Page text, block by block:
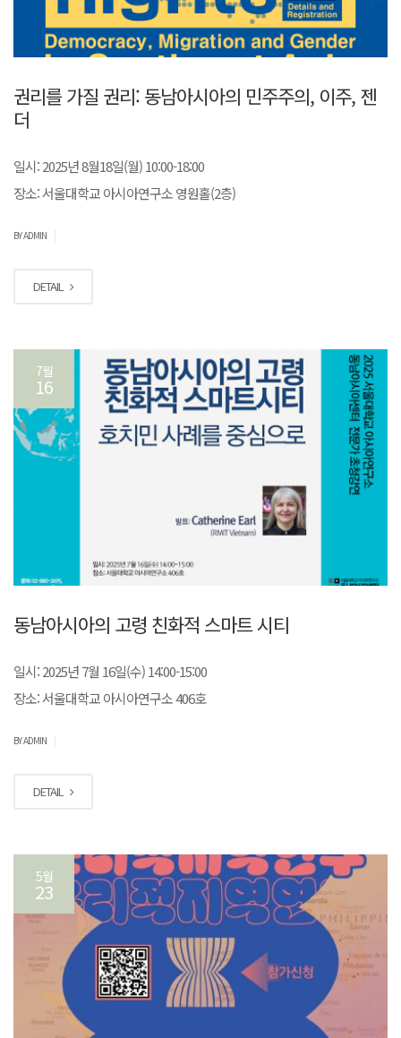
권리를 가질 권리: 동남아시아의 민주주의, 이주, 젠
더
일시: 2025년 8월18일(월) 10:00-18:00
장소: 서울대학교 아시아연구소 영원홀(2층)
BY ADMIN
DETAIL
7월
16
동남아시아의 고령 친화적 스마트 시티
일시: 2025년 7월 16일(수) 14:00-15:00
장소: 서울대학교 아시아연구소 406호
BY ADMIN
DETAIL
5월
23